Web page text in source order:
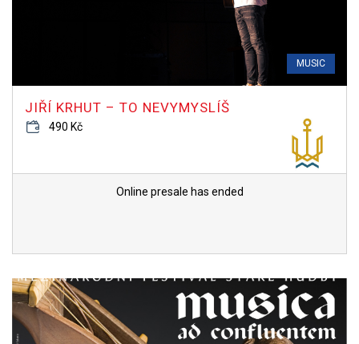
MUSIC
JIŘÍ KRHUT – TO NEVYMYSLÍŠ
490 Kč
Online presale has ended